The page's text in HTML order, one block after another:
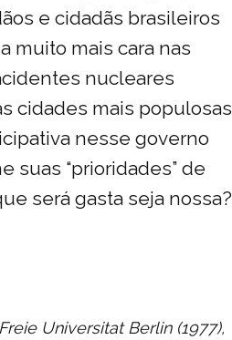
e cidadãs brasileiros
muito mais cara nas
nucleares
cidades mais populosas
nesse governo
suas “prioridades” de
será gasta seja nossa?
Universitat Berlin (1977),